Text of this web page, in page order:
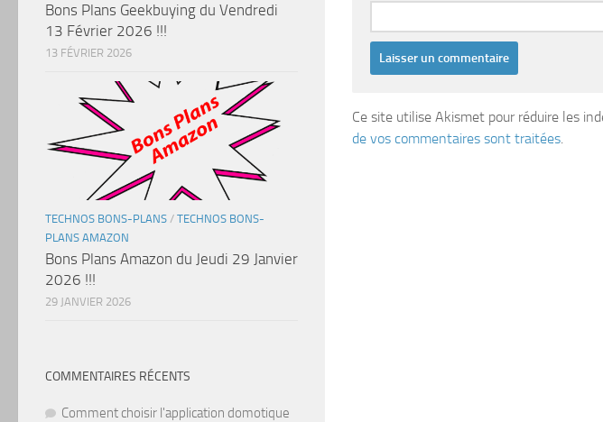
Ce site utilise Akismet pour réduire les
de vos commentaires sont traitées
Bons Plans Geekbuying du Vendredi
13 Février 2026 !!!
13 FÉVRIER 2026
TECHNOS BONS-PLANS / TECHNOS BONS-
PLANS AMAZON
Bons Plans Amazon du Jeudi 29 Janvier
2026 !!!
29 JANVIER 2026
COMMENTAIRES RÉCENTS
Comment choisir l'application domotique